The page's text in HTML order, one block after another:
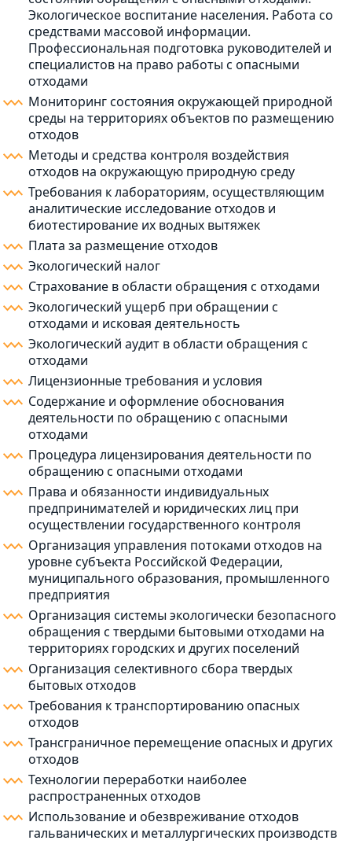
Экологическое воспитание населения. Работа со
средствами массовой информации.
Профессиональная подготовка руководителей и
специалистов на право работы с опасными
отходами
Мониторинг состояния окружающей природной
среды на территориях объектов по размещению
отходов
Методы и средства контроля воздействия
отходов на окружающую природную среду
Требования к лабораториям, осуществляющим
аналитические исследование отходов и
биотестирование их водных вытяжек
Плата за размещение отходов
Экологический налог
Страхование в области обращения с отходами
Экологический ущерб при обращении с
отходами и исковая деятельность
Экологический аудит в области обращения с
отходами
Лицензионные требования и условия
Содержание и оформление обоснования
деятельности по обращению с опасными
отходами
Процедура лицензирования деятельности по
обращению с опасными отходами
Права и обязанности индивидуальных
предпринимателей и юридических лиц при
осуществлении государственного контроля
Организация управления потоками отходов на
уровне субъекта Российской Федерации,
муниципального образования, промышленного
предприятия
Организация системы экологически безопасного
обращения с твердыми бытовыми отходами на
территориях городских и других поселений
Организация селективного сбора твердых
бытовых отходов
Требования к транспортированию опасных
отходов
Трансграничное перемещение опасных и других
отходов
Технологии переработки наиболее
распространенных отходов
Использование и обезвреживание отходов
гальванических и металлургических производств